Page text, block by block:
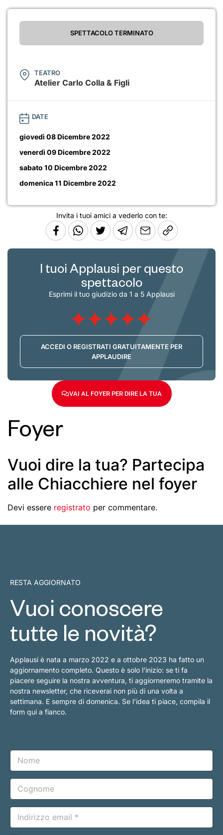
SPETTACOLO TERMINATO
TEATRO
Atelier Carlo Colla & Figli
DATE
giovedì 08 Dicembre 2022
venerdì 09 Dicembre 2022
sabato 10 Dicembre 2022
domenica 11 Dicembre 2022
Invita i tuoi amici a vederlo con te:
I tuoi Applausi per questo
spettacolo
Esprimi il tuo giudizio da 1 a 5 Applausi
ACCEDI O REGISTRATI GRATUITAMENTE PER
APPLAUDIRE
VAI AL FOYER PER DIRE LA TUA
Foyer
Vuoi dire la tua? Partecipa
alle Chiacchiere nel foyer
Devi essere registrato per commentare.
RESTA AGGIORNATO
Vuoi conoscere
tutte le novità?
Applausi è nata a marzo 2022 e a ottobre 2023 ha fatto un
aggiornamento completo. Questo è solo l’inizio: se ti fa
piacere seguire la nostra avventura, ti aggiorneremo tramite la
nostra newsletter, che riceverai non più di una volta a
settimana. E sempre di domenica. Se l’idea ti piace, compila il
form qui a fianco.
N
m
e
C
g
n
m
e
E
a